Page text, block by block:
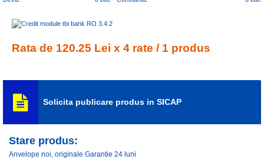
Rata de 120.25 Lei x 4 rate / 1 produs
Solicita publicare produs in SICAP
Stare produs:
Anvelope noi, originale Garantie 24 luni